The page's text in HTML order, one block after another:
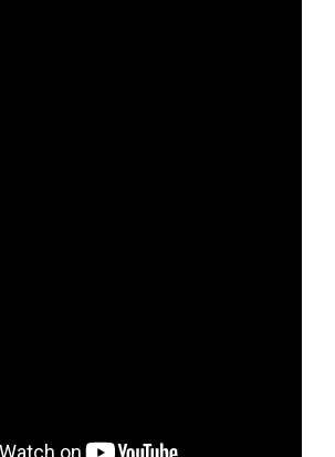
Powered by chaterimo